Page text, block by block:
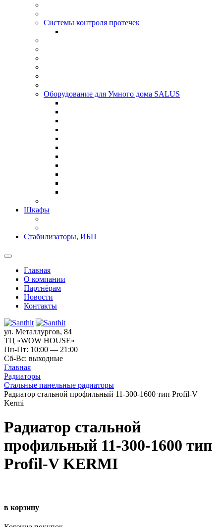
Системы контроля протeчек
Оборудование для Умного дома SALUS
Шкафы
Стабилизаторы, ИБП
Главная
О компании
Партнёрам
Новости
Контакты
ул. Металлургов, 84
ТЦ «WOW HOUSE»
Пн-Пт: 10:00 — 21:00
Сб-Вс: выходные
Главная
Радиаторы
Стальные панельные радиаторы
Радиатор стальной профильный 11-300-1600 тип Profil-V
Kermi
Радиатор стальной
профильный 11-300-1600 тип
Profil-V KERMI
в корзину